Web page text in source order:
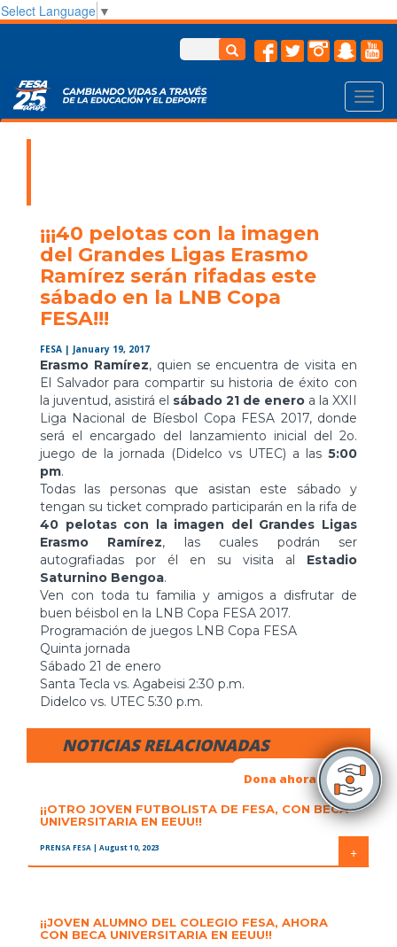
Select Language ▼
Dona ahora
¡¡¡40 pelotas con la imagen
del Grandes Ligas Erasmo
Ramírez serán rifadas este
sábado en la LNB Copa
FESA!!!
FESA | January 19, 2017
Erasmo Ramírez, quien se encuentra de visita en
El Salvador para compartir su historia de éxito con
la juventud, asistirá el sábado 21 de enero a la XXII
Liga Nacional de Bíesbol Copa FESA 2017, donde
será el encargado del lanzamiento inicial del 2o.
juego de la jornada (Didelco vs UTEC) a las 5:00
pm.
Todas las personas que asistan este sábado y
tengan su ticket comprado participarán en la rifa de
40 pelotas con la imagen del Grandes Ligas
Erasmo Ramírez, las cuales podrán ser
autografiadas por él en su visita al
Estadio
Saturnino Bengoa.
Ven con toda tu familia y amigos a disfrutar de
buen béisbol en la LNB Copa FESA 2017.
Programación de juegos LNB Copa FESA
Quinta jornada
Sábado 21 de enero
Santa Tecla vs. Agabeisi 2:30 p.m.
Didelco vs. UTEC 5:30 p.m.
NOTICIAS RELACIONADAS
¡¡OTRO JOVEN FUTBOLISTA DE FESA, CON BECA
UNIVERSITARIA EN EEUU!!
PRENSA FESA | August 10, 2023 +
¡¡JOVEN ALUMNO DEL COLEGIO FESA, AHORA
CON BECA UNIVERSITARIA EN EEUU!!